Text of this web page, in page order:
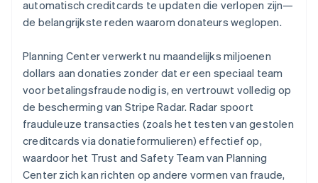
automatisch creditcards te updaten die verlopen zijn—
de belangrijkste reden waarom donateurs weglopen.
Planning Center verwerkt nu maandelijks miljoenen
dollars aan donaties zonder dat er een speciaal team
voor betalingsfraude nodig is, en vertrouwt volledig op
de bescherming van Stripe Radar. Radar spoort
frauduleuze transacties (zoals het testen van gestolen
creditcards via donatieformulieren) effectief op,
waardoor het Trust and Safety Team van Planning
Center zich kan richten op andere vormen van fraude,